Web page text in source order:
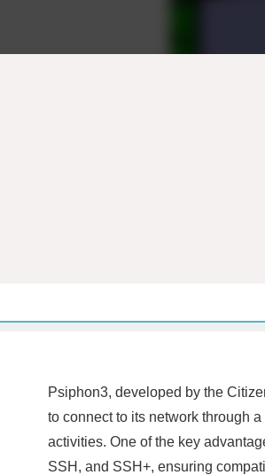
Psiphon3, developed by the
to connect to its network through
activities. One of the key
SSH, and SSH+, ensuring